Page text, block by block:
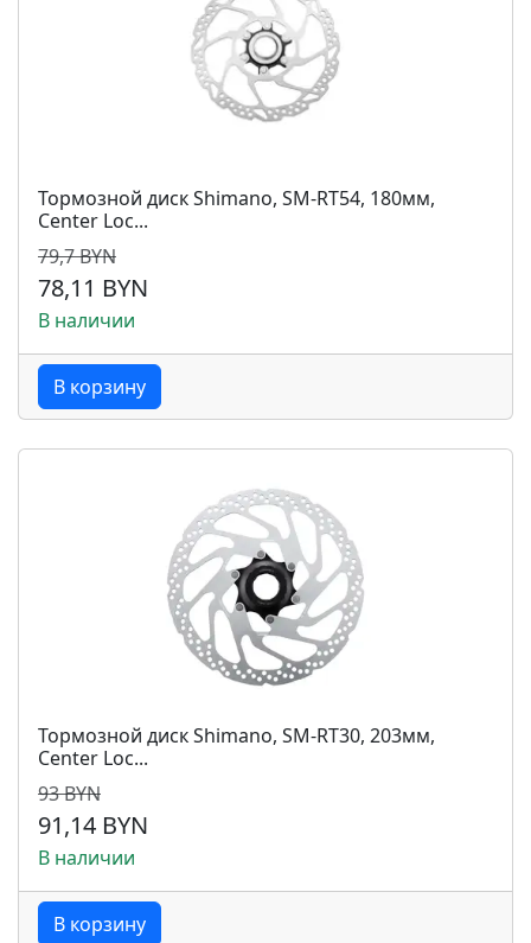
Тормозной диск Shimano, SM-RT54, 180мм,
Center Loc...
79,7 BYN
78,11 BYN
В наличии
В корзину
Тормозной диск Shimano, SM-RT30, 203мм,
Center Loc...
93 BYN
91,14 BYN
В наличии
В корзину